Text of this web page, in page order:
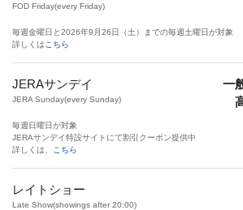
FOD Friday(every Friday)
毎週金曜日と2026年9月26日（土）までの毎週土曜日が対象
詳しくは こちら
JERAサンデイ
JERA Sunday(every Sunday)
一
毎週日曜日が対象
JERAサンデイ特設サイトにて割引クーポン提供中
詳しくは、
こちら
レイトショー
Late Show(showings after 20:00)